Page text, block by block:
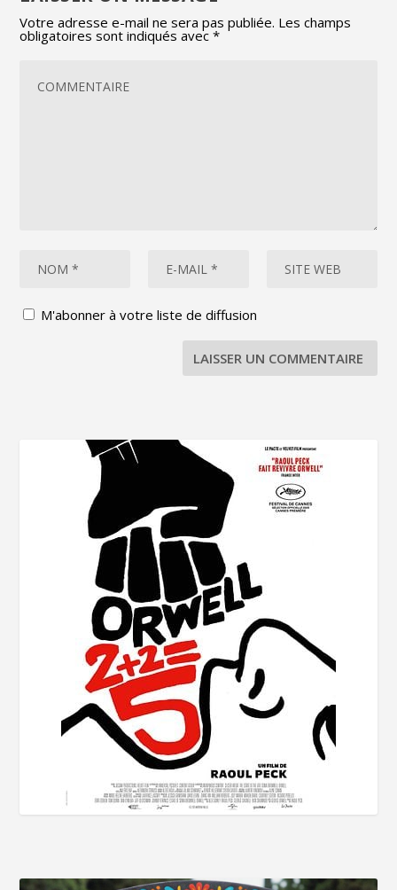
Votre adresse e-mail ne sera pas publiée. Les champs
obligatoires sont indiqués avec*
M'abonner à votre liste de diffusion